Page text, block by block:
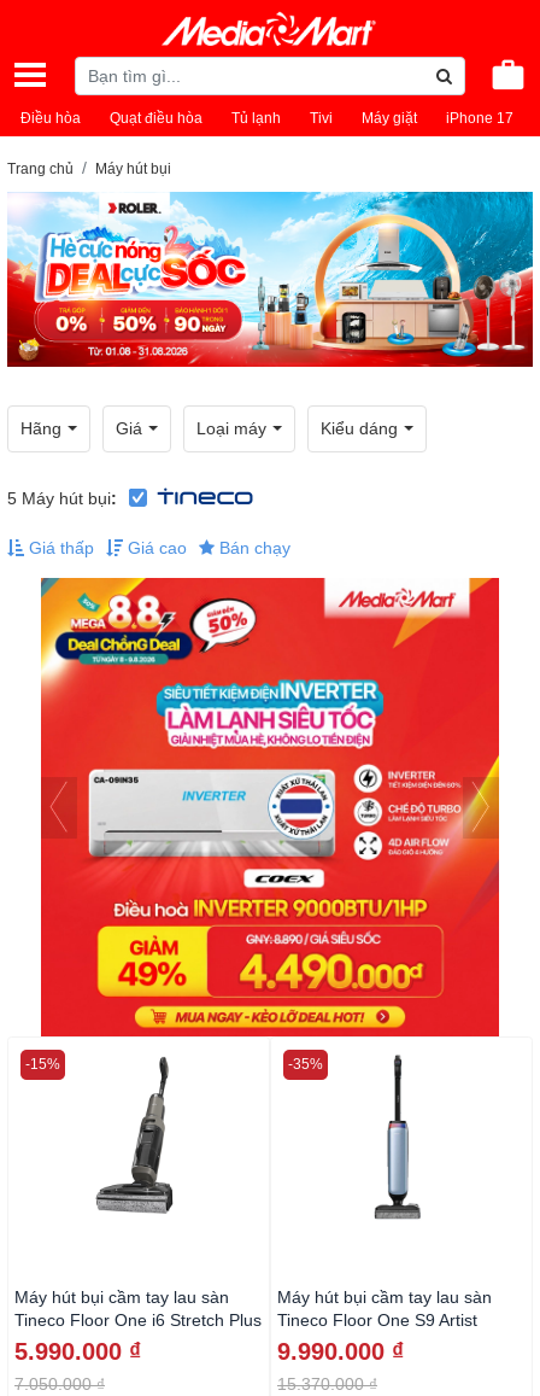
Điều hòa Quạt điều hòa Tủ lạnh Tivi Máy giặt iPhone 17
Trang chủ Máy hút bụi
Hãng Giá Loại máy Kiểu dáng
5 Máy hút bụi:
Giá thấp Giá cao Bán chạy
Máy hút bụi cầm tay lau sàn
Tineco Floor One i6 Stretch Plus
5.990.000 ₫
7.050.000 ₫
-15%
Máy hút bụi cầm tay lau sàn
Tineco Floor One S9 Artist
Prime
9.990.000 ₫
15.370.000 ₫
-35%